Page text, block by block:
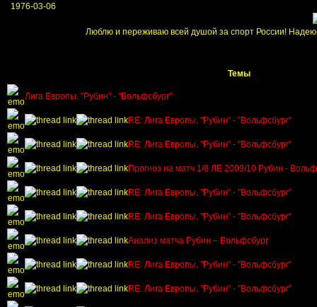
Люблю и переживаю всей душой за спорт России!
Темы
Лига Европы. "Рубин" - "Вольфсбург"
RE: Лига Европы. "Рубин" - "Вольфсбург"
RE: Лига Европы. "Рубин" - "Вольфсбург"
Прогноз на матч 1/8 ЛЕ 2009/10 Рубин -
RE: Лига Европы. "Рубин" - "Вольфсбург"
RE: Лига Европы. "Рубин" - "Вольфсбург"
Анализ матча Рубин – Вольфсбург
RE: Лига Европы. "Рубин" - "Вольфсбург"
RE: Лига Европы. "Рубин" - "Вольфсбург"